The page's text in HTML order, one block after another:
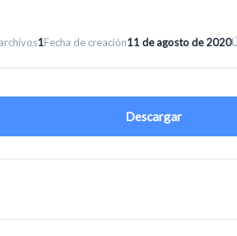
1Fecha de creación11 de agosto de 2020
Descargar